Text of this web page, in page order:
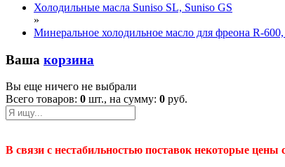
Холодильные масла Suniso SL, Suniso GS
»
Минеральное холодильное масло для фреона R-
Ваша корзина
Вы еще ничего не выбрали
Всего товаров: 0 шт., на сумму: 0 руб.
В связи с нестабильностью поставок некоторые